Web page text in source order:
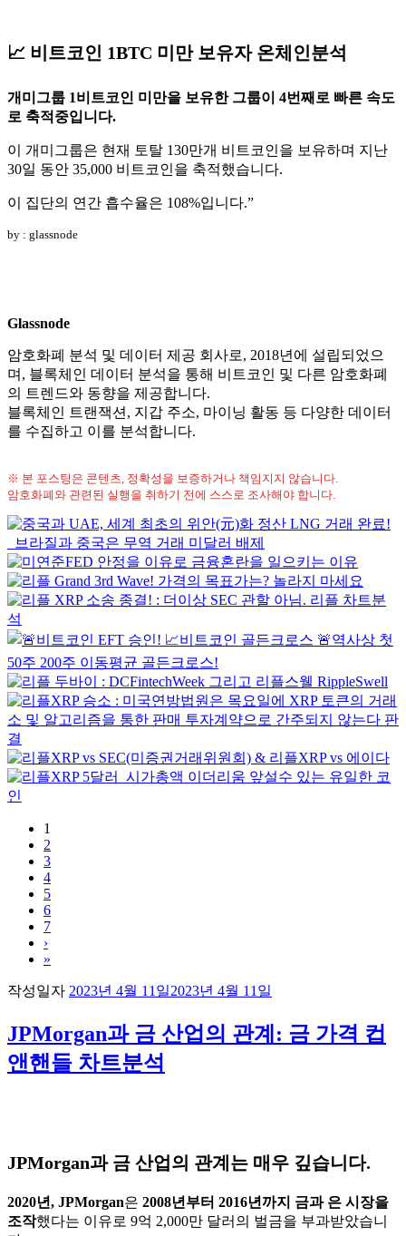
📈 비트코인 1BTC 미만 보유자 온체인분석
개미그룹 1비트코인 미만을 보유한 그룹이 4번째로 빠른 속도
로 축적중입니다.
이 개미그룹은 현재 토탈 130만개 비트코인을 보유하며 지난
30일 동안 35,000 비트코인을 축적했습니다.
이 집단의 연간 흡수율은 108%입니다.”
by : glassnode
Glassnode
암호화폐 분석 및 데이터 제공 회사로, 2018년에 설립되었으
며, 블록체인 데이터 분석을 통해 비트코인 및 다른 암호화폐
의 트렌드와 동향을 제공합니다.
블록체인 트랜잭션, 지갑 주소, 마이닝 활동 등 다양한 데이터
를 수집하고 이를 분석합니다.
※ 본 포스팅은 콘텐츠, 정확성을 보증하거나 책임지지 않습니다.
암호화폐와 관련된 실행을 취하기 전에 스스로 조사해야 합니다.
1
2
3
4
5
6
7
›
»
작성일자 2023년 4월 11일2023년 4월 11일
JPMorgan과 금 산업의 관계: 금 가격 컵
앤핸들 차트분석
JPMorgan과 금 산업의 관계는 매우 깊습니다.
2020년, JPMorgan은 2008년부터 2016년까지 금과 은 시장을
조작했다는 이유로 9억 2,000만 달러의 벌금을 부과받았습니